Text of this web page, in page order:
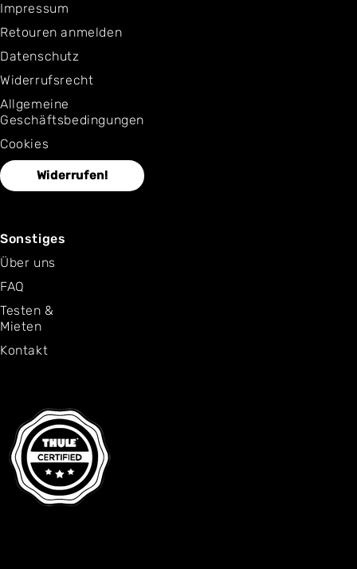
Impressum
Retouren anmelden
Datenschutz
Widerrufsrecht
Allgemeine
Geschäftsbedingungen
Cookies
Widerrufen!
Sonstiges
Über uns
FAQ
Testen &
Mieten
Kontakt